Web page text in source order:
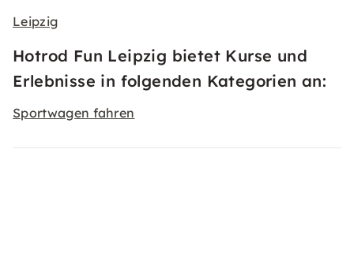
Leipzig
Hotrod Fun Leipzig bietet Kurse und
Erlebnisse in folgenden Kategorien an:
Sportwagen fahren